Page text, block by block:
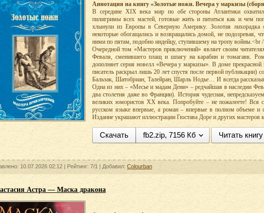
Аннотация на книгу «Золотые ножи. Вечера у маркизы
В середине XIX века мир по обе стороны Атлантики
пилигримы всех мастей, готовые жить и питаться как и чем
хлынули из Европы в Северную Америку. Золотая
некоторые обогащались и возвращались домой, не подозревая,
ними по пятам, подобно индейцу, ступившему на тропу войны.<br
Очередной том «Мастеров приключений» являет своим
Феваля, сменившего плащ и шпагу на карабин и томагавк.
дополняет серия новелл «Вечера у маркизы». В доме
писатель раскрыл лишь 20 лет спустя после первой публикации)
Бальзак, Шатобриан, Талейран, Шарль Нодье… И всегда
Одна из них – «Месье и мадам Дени» – редчайшая в наследии
два столетия даже во Франции). История чудесная,
великих юмористов XX века. Попробуйте – не пожалеете! Вся
русском языке впервые, а роман – впервые в полном объеме и
Издание украшают иллюстрации Гюстава Доре и других мастеров
Скачать fb2.zip, 7156 Кб Читать
10.07.2026 02:12 | Рейтинг: 7/1 | Добавил: Colourban
Астра — Маска дракона